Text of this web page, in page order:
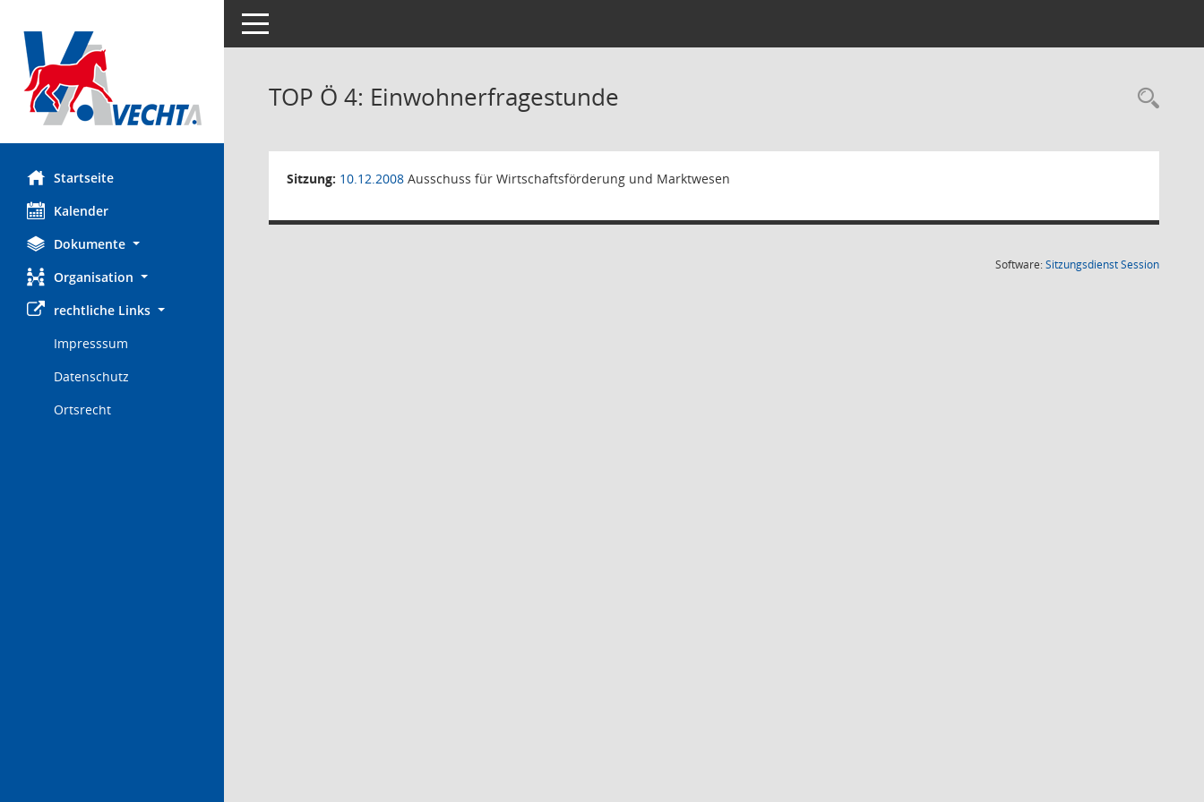
Startseite
Kalender
Dokumente
Organisation
rechtliche Links
Impresssum
Datenschutz
Ortsrecht
Toggle navigation
TOP Ö 4: Einwohnerfragestunde
Sitzung: 10.12.2008 Ausschuss für Wirtschaftsförderung und Marktwesen
Software:SitzungsdienstSession(Wird in